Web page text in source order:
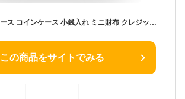
[ジゼル] カードケース コインケース 小銭入れ ミニ財布 クレジットカードケース レディース 名刺入れ 大容量 じゃばら スキミング防止 カード入れ 薄型 磁気防止 クロコ型押し プレゼント コンパクト おしゃれ お札が折れない (【スルッとver.】Ice Gray/アイスグレー)
この商品をサイトでみる